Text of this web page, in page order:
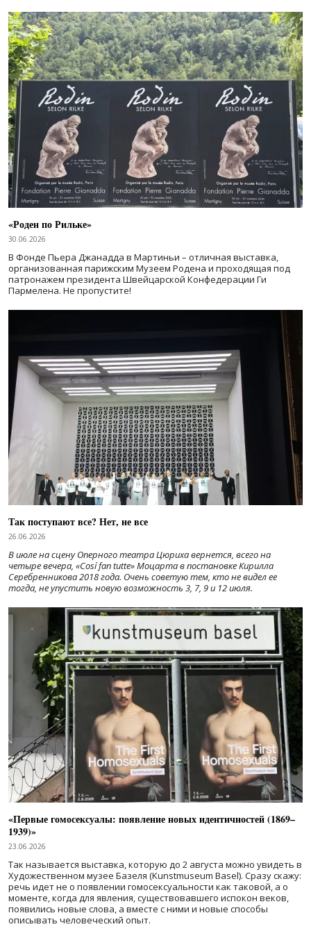
«Роден по Рильке»
30.06.2026
В Фонде Пьера Джанадда в Мартиньи – отличная выставка,
организованная парижским Музеем Родена и проходящая под
патронажем президента Швейцарской Конфедерации Ги
Пармелена. Не пропустите!
Так поступают все? Нет, не все
26.06.2026
В июле на сцену Оперного театра Цюриха вернется, всего на
четыре вечера, «Cosí fan tutte» Моцарта в постановке Кирилла
Серебренникова 2018 года. Очень советую тем, кто не видел ее
тогда, не упустить новую возможность 3, 7, 9 и 12 июля.
«Первые гомосексуалы: появление новых идентичностей (1869–
1939)»
23.06.2026
Так называется выставка, которую до 2 августа можно увидеть в
Художественном музее Базеля (Kunstmuseum Basel). Сразу скажу:
речь идет не о появлении гомосексуальности как таковой, а о
моменте, когда для явления, существовавшего испокон веков,
появились новые слова, а вместе с ними и новые способы
описывать человеческий опыт.